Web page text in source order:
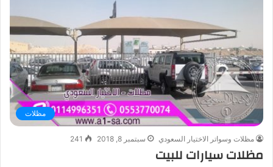
مظلات
مظلات وسواتر الاختيار السعودي سبتمبر 8, 2018 241
مظلات سيارات للبيت